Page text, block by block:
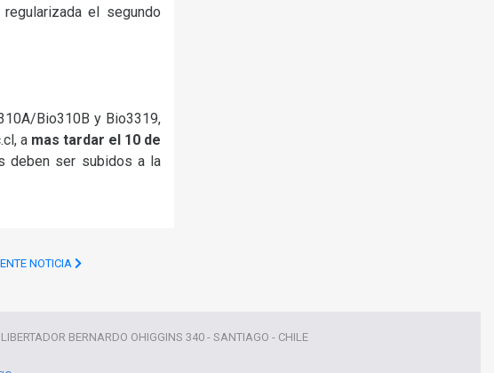
el segundo
Bio310B y Bio3319,
a mas tardar el 10 de
deben ser subidos a la
NOTICIA
BERNARDO OHIGGINS 340 - SANTIAGO - CHILE